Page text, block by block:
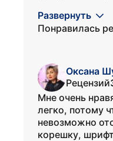
Развернуть
Понравилась
Оксана
Рецензий
Мне очень
легко, потому
невозможно
корешку,